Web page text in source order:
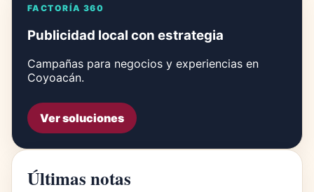
FACTORÍA 360
Publicidad local con estrategia
Campañas para negocios y experiencias en
Coyoacán.
Ver soluciones
Últimas notas